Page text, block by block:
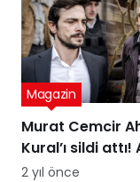
Murat Cemcir
Kural’ı sildi attı!
sonra samimi
Magazin
2 yıl önce